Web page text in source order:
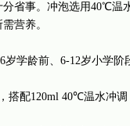
省事。冲泡选用40℃温
营养。
岁学龄前、6-12岁小学
搭配120ml 40℃温水冲